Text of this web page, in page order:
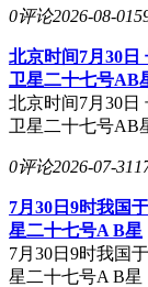
0评论2026-08-01
北京时间7月30
卫星二十七号AB
北京时间7月30
卫星二十七号AB
0评论2026-07-31
7月30日9时我国
星二十七号A B星
7月30日9时我国
星二十七号A B星